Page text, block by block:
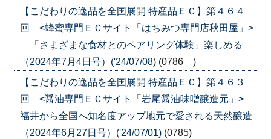
【こだわりの逸品を全国展開 特産品ＥＣ】第４６４
回 <蜂蜜専門ＥＣサイト「はちみつ専門店秋田屋」>
「さまざまな食材とのペアリング体験」楽しめる
（2024年7月4日号）('24/07/08) (0786 )
【こだわりの逸品を全国展開 特産品ＥＣ】第４６３
回 <醤油専門ＥＣサイト「岩尾醤油味噌醸造元」>
福井から全国へ知名度アップ地元で愛される天然醸造
（2024年6月27日号）('24/07/01) (0785)